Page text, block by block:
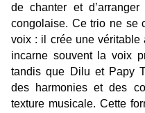
de chanter et
congolaise. Ce trio ne se
voix : il crée une véritable
incarne souvent la voix
tandis que Dilu et Papy
des harmonies et des
texture musicale. Cette